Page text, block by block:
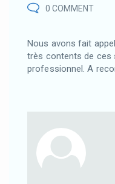
0 COMMENT
Nous avons fait
très contents de ces
professionnel. A